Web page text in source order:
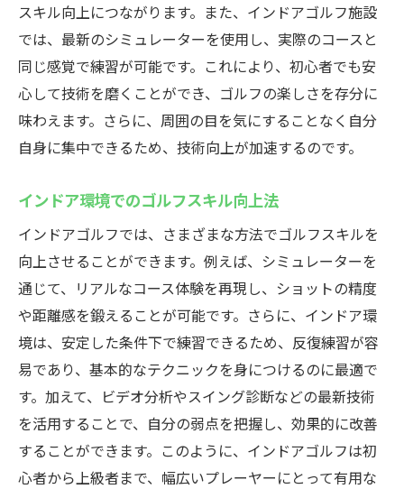
スキル向上につながります。また、インドアゴルフ施設
では、最新のシミュレーターを使用し、実際のコースと
同じ感覚で練習が可能です。これにより、初心者でも安
心して技術を磨くことができ、ゴルフの楽しさを存分に
味わえます。さらに、周囲の目を気にすることなく自分
自身に集中できるため、技術向上が加速するのです。
インドア環境でのゴルフスキル向上法
インドアゴルフでは、さまざまな方法でゴルフスキルを
向上させることができます。例えば、シミュレーターを
通じて、リアルなコース体験を再現し、ショットの精度
や距離感を鍛えることが可能です。さらに、インドア環
境は、安定した条件下で練習できるため、反復練習が容
易であり、基本的なテクニックを身につけるのに最適で
す。加えて、ビデオ分析やスイング診断などの最新技術
を活用することで、自分の弱点を把握し、効果的に改善
することができます。このように、インドアゴルフは初
心者から上級者まで、幅広いプレーヤーにとって有用な